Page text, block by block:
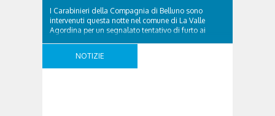
I Carabinieri della Compagnia di Belluno sono
intervenuti questa notte nel comune di La Valle
Agordina per un segnalato tentativo di furto ai
dopo una telefonata al 112 che segnalava la
presenza del soggetto sospetto che poi è ..
NOTIZIE